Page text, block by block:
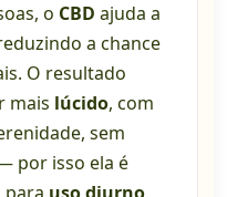
o CBD ajuda a
a chance
O resultado
mais lúcido, com
sem
por isso ela é